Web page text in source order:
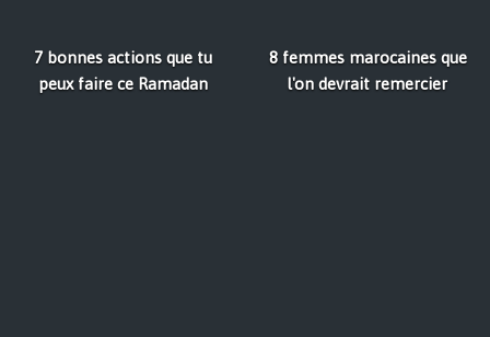
7 bonnes actions que tu
peux faire ce Ramadan
8 femmes marocaines que
l'on devrait remercier